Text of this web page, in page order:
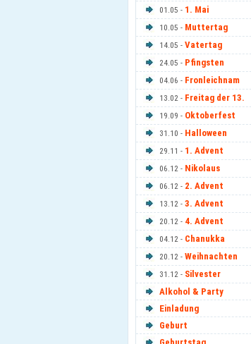
01.05 - 1. Mai
10.05 - Muttertag
14.05 - Vatertag
24.05 - Pfingsten
04.06 - Fronleichnam
13.02 - Freitag der 13.
19.09 - Oktoberfest
31.10 - Halloween
29.11 - 1. Advent
06.12 - Nikolaus
06.12 - 2. Advent
13.12 - 3. Advent
20.12 - 4. Advent
04.12 - Chanukka
20.12 - Weihnachten
31.12 - Silvester
Alkohol & Party
Einladung
Geburt